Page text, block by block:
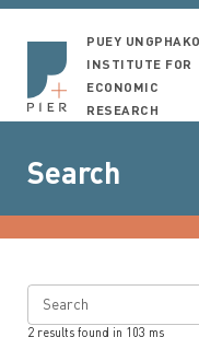
PUEY
INSTITUTE FOR
ECONOMIC
RESEARCH
Search
Search
2 results found in 103 ms